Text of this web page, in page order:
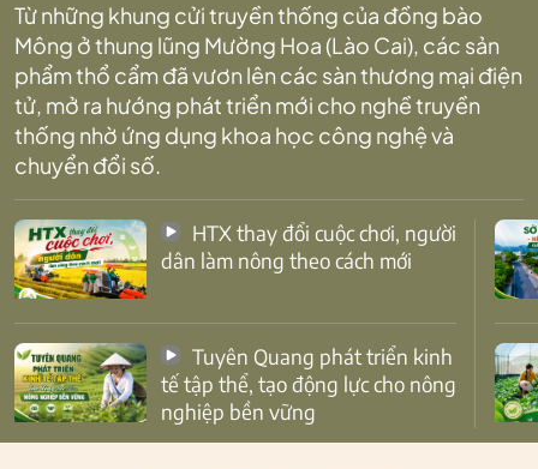
Từ những khung cửi truyền thống của đồng bào
Mông ở thung lũng Mường Hoa (Lào Cai), các sản
phẩm thổ cẩm đã vươn lên các sàn thương mại điện
tử, mở ra hướng phát triển mới cho nghề truyền
thống nhờ ứng dụng khoa học công nghệ và
chuyển đổi số.
dân làm nông theo cách mới
tế tập thể, tạo động lực cho nông
nghiệp bền vững